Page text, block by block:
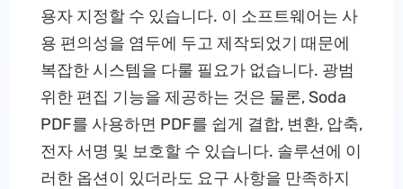
용자 지정할 수 있습니다. 이 소프트웨어는 사
용 편의성을 염두에 두고 제작되었기 때문에
복잡한 시스템을 다룰 필요가 없습니다. 광범
위한 편집 기능을 제공하는 것은 물론, Soda
PDF를 사용하면 PDF를 쉽게 결합, 변환, 압축,
전자 서명 및 보호할 수 있습니다. 솔루션에 이
러한 옵션이 있더라도 요구 사항을 만족하지